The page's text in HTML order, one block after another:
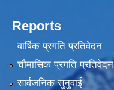
Reports
वार्षिक प्रगति प्रतिवेदन
चौमासिक प्रगति प्रतिवेदन
सार्वजनिक सुनुवाई